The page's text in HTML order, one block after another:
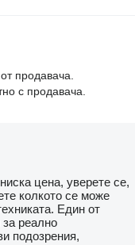
продавача.
с продавача.
цена, уверете се,
колкото се може
Един от
реално
подозрения,